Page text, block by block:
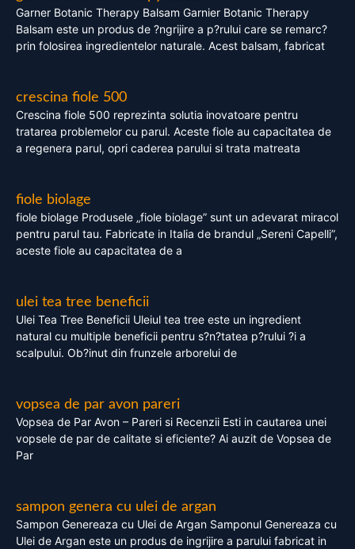
Garner Botanic Therapy Balsam Garnier Botanic Therapy
Balsam este un produs de ?ngrijire a p?rului care se remarc?
prin folosirea ingredientelor naturale. Acest balsam, fabricat
crescina fiole 500
Crescina fiole 500 reprezinta solutia inovatoare pentru
tratarea problemelor cu parul. Aceste fiole au capacitatea de
a regenera parul, opri caderea parului si trata matreata
fiole biolage
fiole biolage Produsele „fiole biolage” sunt un adevarat miracol
pentru parul tau. Fabricate in Italia de brandul „Sereni Capelli”,
aceste fiole au capacitatea de a
ulei tea tree beneficii
Ulei Tea Tree Beneficii Uleiul tea tree este un ingredient
natural cu multiple beneficii pentru s?n?tatea p?rului ?i a
scalpului. Ob?inut din frunzele arborelui de
vopsea de par avon pareri
Vopsea de Par Avon – Pareri si Recenzii Esti in cautarea unei
vopsele de par de calitate si eficiente? Ai auzit de Vopsea de
Par
sampon genera cu ulei de argan
Sampon Genereaza cu Ulei de Argan Samponul Genereaza cu
Ulei de Argan este un produs de ingrijire a parului fabricat in